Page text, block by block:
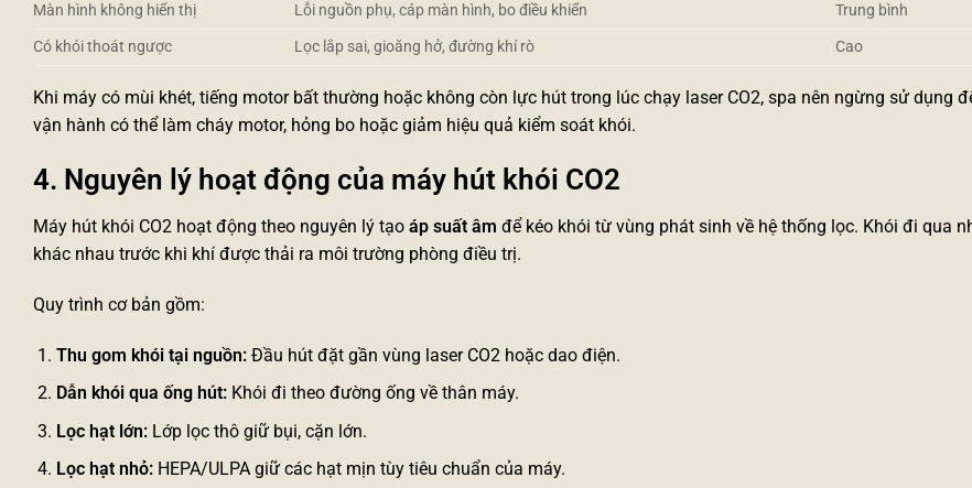
Màn hình không hiển thị
Lỗi nguồn phụ, cáp màn hình, bo điều khiển
Trung bình
Có khói thoát ngược
Lọc lắp sai, gioăng hở, đường khí rò Cao
Khi máy có mùi khét, tiếng motor bất thường hoặc không còn lực hút trong lúc chạy laser CO2, spa nên ngừng sử dụng
vận hành có thể làm cháy motor, hỏng bo hoặc giảm hiệu quả kiểm soát khói.
4. Nguyên lý hoạt động của máy hút khói CO2
Máy hút khói CO2 hoạt động theo nguyên lý tạo áp suất âm để kéo khói từ vùng phát sinh về hệ thống lọc. Khói đi qua
khác nhau trước khi khí được thải ra môi trường phòng điều trị.
Quy trình cơ bản gồm:
Thu gom khói tại nguồn:Đầu hút đặt gần vùng laser CO2 hoặc dao điện.
Dẫn khói qua ống hút:Khói đi theo đường ống về thân máy.
Lọc hạt lớn:Lớp lọc thô giữ bụi, cặn lớn.
Lọc hạt nhỏ:HEPA/ULPA giữ các hạt mịn tùy tiêu chuẩn của máy.